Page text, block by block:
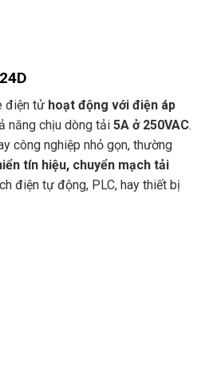
điện tử hoạt động với điện áp
năng chịu dòng tải 5A ở 250VAC.
công nghiệp nhỏ gọn, thường
tín hiệu, chuyển mạch tải
điện tự động, PLC, hay thiết bị